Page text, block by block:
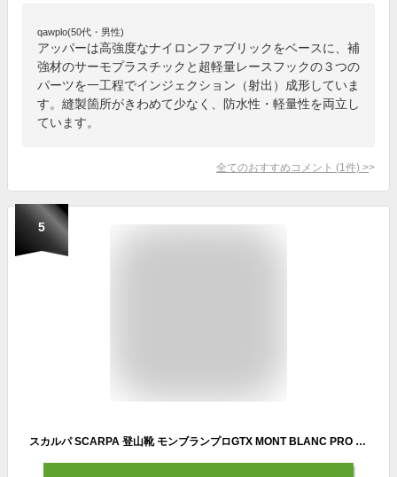
qawplo(50代・男性)
アッパーは高強度なナイロンファブリックをベースに、補
強材のサーモプラスチックと超軽量レースフックの３つの
パーツを一工程でインジェクション（射出）成形していま
す。縫製箇所がきわめて少なく、防水性・軽量性を両立し
ています。
全てのおすすめコメント (1 件) >
5
スカルパ SCARPA 登山靴 モンブランプロGTX MONT BLANC PRO GTX マウンテンブーツ トレッキング 雪山 登山 シューズ トニック / ブラック